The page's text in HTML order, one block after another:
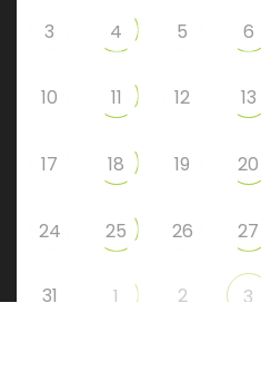
3 4 5 6
10 11 12 13
17 18 19 20
24 25 26 27
31 1 2 3